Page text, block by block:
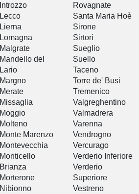
Introzzo
Lecco
Lierna
Lomagna
Malgrate
Mandello del
Lario
Margno
Merate
Missaglia
Moggio
Molteno
Monte Marenzo
Montevecchia
Monticello
Brianza
Morterone
Nibionno
Rovagnate
Santa Maria Hoè
Sirone
Sirtori
Sueglio
Suello
Taceno
Torre de' Busi
Tremenico
Valgreghentino
Valmadrera
Varenna
Vendrogno
Vercurago
Verderio Inferiore
Verderio
Superiore
Vestreno